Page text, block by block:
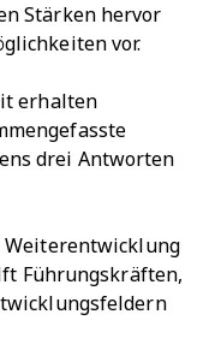
Stärken hervor
vor.
erhalten
drei Antworten
Weiterentwicklung
Führungskräften,